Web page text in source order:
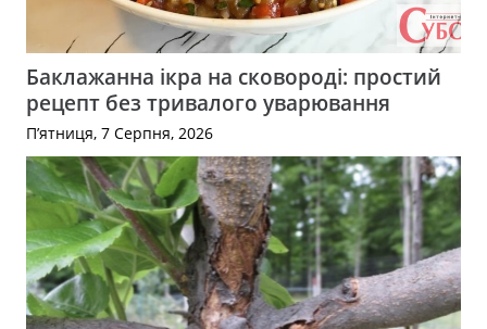
Баклажанна ікра на сковороді: простий
рецепт без тривалого уварювання
П’ятниця, 7 Серпня, 2026